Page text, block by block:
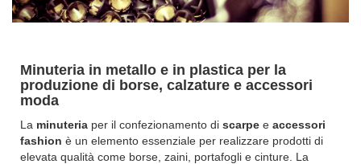
Minuteria in metallo e in plastica per la
produzione di borse, calzature e accessori
moda
La minuteria per il confezionamento di scarpe e accessori
fashion è un elemento essenziale per realizzare prodotti di
elevata qualità come borse, zaini, portafogli e cinture. La